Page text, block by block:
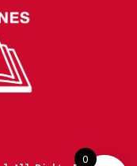
0